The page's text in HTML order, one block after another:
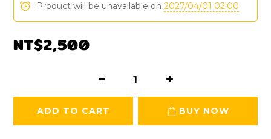
Product will be unavailable on 2027/04/01 02:00
NT$2,500
ADD TO CART BUY NOW